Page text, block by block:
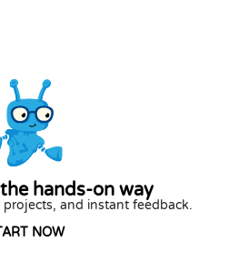
hands-on way
projects, and instant feedback.
NOW